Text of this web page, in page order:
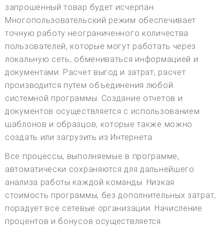
запрошенный товар будет исчерпан.
Многопользовательский режим обеспечивает
точную работу неограниченного количества
пользователей, которые могут работать через
локальную сеть, обмениваться информацией и
документами. Расчет выгод и затрат, расчет
производится путем объединения любой
системной программы. Создание отчетов и
документов осуществляется с использованием
шаблонов и образцов, которые также можно
создать или загрузить из Интернета.
Все процессы, выполняемые в программе,
автоматически сохраняются для дальнейшего
анализа работы каждой команды. Низкая
стоимость программы, без дополнительных затрат,
порадует все сетевые организации. Начисление
процентов и бонусов осуществляется